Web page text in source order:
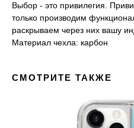
Выбор - это привилегия.
только производим
раскрываем через них вашу
Материал чехла: карбон
СМОТРИТЕ ТАКЖЕ